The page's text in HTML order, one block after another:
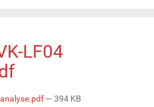
LF04
— 394 KB